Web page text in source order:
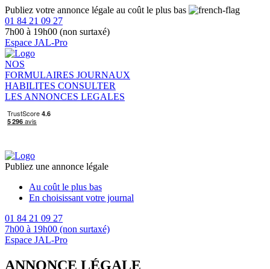
Publiez votre annonce légale au coût le plus bas
01 84 21 09 27
7h00 à 19h00 (non surtaxé)
Espace JAL-Pro
NOS
FORMULAIRES JOURNAUX
HABILITES CONSULTER
LES ANNONCES LEGALES
Publiez une annonce légale
Au coût le plus bas
En choisissant votre journal
01 84 21 09 27
7h00 à 19h00 (non surtaxé)
Espace JAL-Pro
ANNONCE LÉGALE